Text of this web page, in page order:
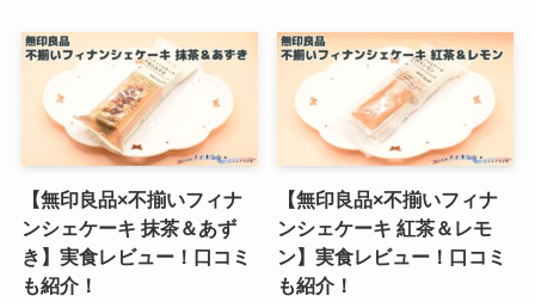
【無印良品×不揃いフィナ
ンシェケーキ 抹茶＆あず
き】実食レビュー！口コミ
も紹介！
【無印良品×不揃いフィナ
ンシェケーキ 紅茶＆レモ
ン】実食レビュー！口コミ
も紹介！